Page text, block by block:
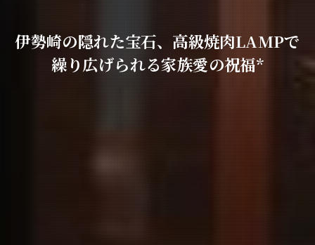
伊勢崎の隠れた宝石、高級焼肉LAMPで
繰り広げられる家族愛の祝福*